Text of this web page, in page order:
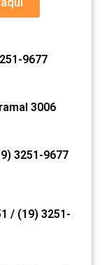
9677
3006
3251-9677
/ (19) 3251-